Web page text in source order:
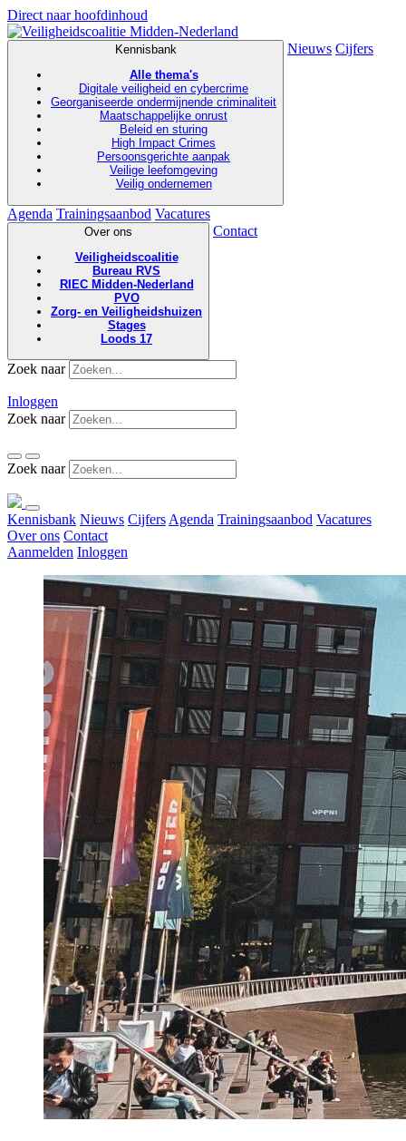
Direct naar hoofdinhoud
Kennisbank
Alle thema's
Digitale veiligheid en cybercrime
Georganiseerde ondermijnende criminaliteit
Maatschappelijke onrust
Beleid en sturing
High Impact Crimes
Persoonsgerichte aanpak
Veilige leefomgeving
Veilig ondernemen
Nieuws Cijfers
Agenda Trainingsaanbod Vacatures
Over ons
Veiligheidscoalitie
Bureau RVS
RIEC Midden-Nederland
PVO
Zorg- en Veiligheidshuizen
Stages
Loods 17
Contact
Zoek naar
Inloggen
Zoek naar
Zoek naar
Kennisbank Nieuws Cijfers Agenda Trainingsaanbod Vacatures
Over ons Contact
Aanmelden Inloggen